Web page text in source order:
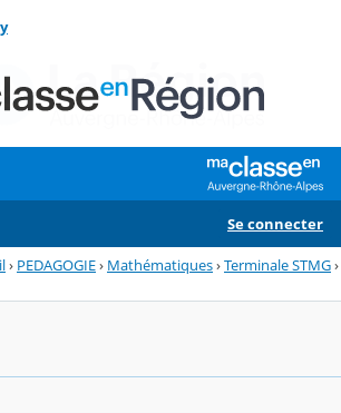
Se connecter
› PEDAGOGIE› Mathématiques›Terminale STMG›